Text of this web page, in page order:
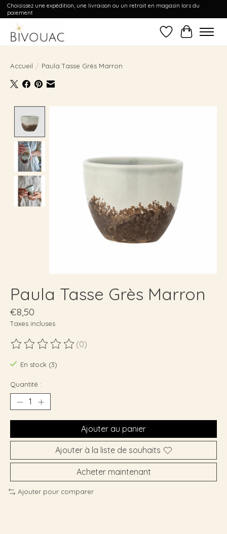
Choisissez une expédition, une livraison ou un retrait en magasin lors du
paiement
Liste dePanier
Accueil / Paula Tasse Grès Marron
Paula Tasse Grès Marron
€8,50
Taxes incluses
Ce produit est évalué à
(0)
En stock (3)
Quantité :
Ajouter au panier
Ajouter à la liste de souhaits
Acheter maintenant
Ajouter pour comparer